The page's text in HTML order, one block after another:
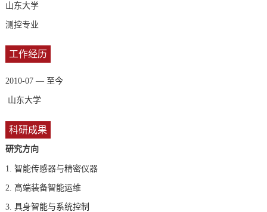
山东大学
测控专业
工作经历
2010-07 — 至今
山东大学
科研成果
研究方向
1. 智能传感器与精密仪器
2. 高端装备智能运维
3. 具身智能与系统控制